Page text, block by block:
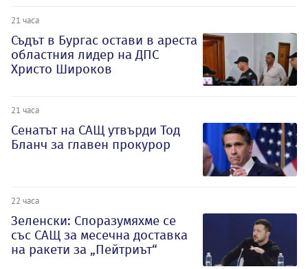
21 часа
Съдът в Бургас остави в ареста
областния лидер на ДПС
Христо Широков
21 часа
Сенатът на САЩ утвърди Тод
Бланч за главен прокурор
22 часа
Зеленски: Споразумяхме се
със САЩ за месечна доставка
на ракети за „Пейтриът“